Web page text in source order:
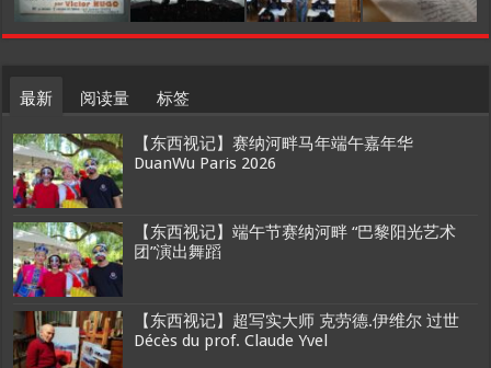
最新 阅读量 标签
【东西视记】赛纳河畔马年端午嘉年华
DuanWu Paris 2026
【东西视记】端午节赛纳河畔 “巴黎阳光艺术
团”演出舞蹈
【东西视记】超写实大师 克劳德.伊维尔 过世
Décès du prof. Claude Yvel